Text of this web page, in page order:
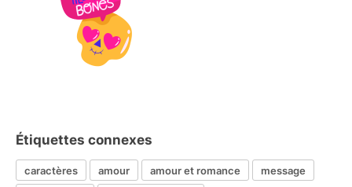
Étiquettes connexes
caractères amour amour et romance
message